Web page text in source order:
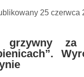
25 czerwca
grzywny za